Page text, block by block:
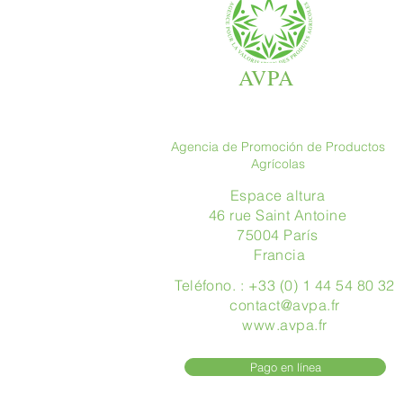
AVPA
Agencia de Promoción de Productos
Agrícolas
Espace altura
46 rue Saint Antoine
75004 París
​ Francia
Teléfono. : +33 (0) 1 44 54 80 32
contact@avpa.fr
www.avpa.fr
Pago en línea